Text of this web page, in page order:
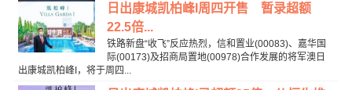
日出康城凯柏峰I周四开售 暂录超额
22.5倍...
铁路新盘“收飞”反应热烈，信和置业(00083)、嘉华国
际(00173)及招商局置地(00978)合作发展的将军澳日
出康城凯柏峰I，将于周四...